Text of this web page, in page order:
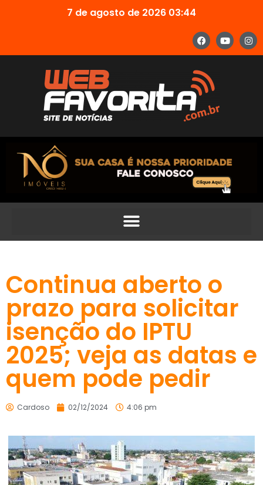
7 de agosto de 2026 03:44
Continua aberto o
prazo para solicitar
isenção do IPTU
2025; veja as datas e
quem pode pedir
Cardoso 02/12/2024 4:06 pm